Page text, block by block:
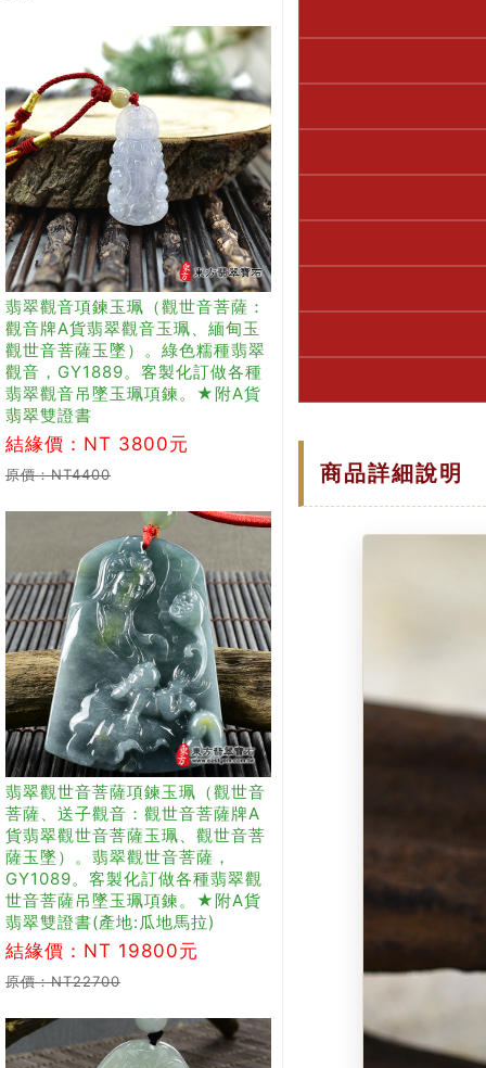
翡翠觀音項鍊玉珮（觀世音菩薩：
觀音牌A貨翡翠觀音玉珮、緬甸玉
觀世音菩薩玉墜）。綠色糯種翡翠
觀音，GY1889。客製化訂做各種
翡翠觀音吊墜玉珮項鍊。★附A貨
翡翠雙證書
結緣價：NT 3800元
原價：NT4400
翡翠觀世音菩薩項鍊玉珮（觀世音
菩薩、送子觀音：觀世音菩薩牌A
貨翡翠觀世音菩薩玉珮、觀世音菩
薩玉墜）。翡翠觀世音菩薩，
GY1089。客製化訂做各種翡翠觀
世音菩薩吊墜玉珮項鍊。★附A貨
翡翠雙證書(產地:瓜地馬拉)
結緣價：NT 19800元
原價：NT22700
商品詳細說明